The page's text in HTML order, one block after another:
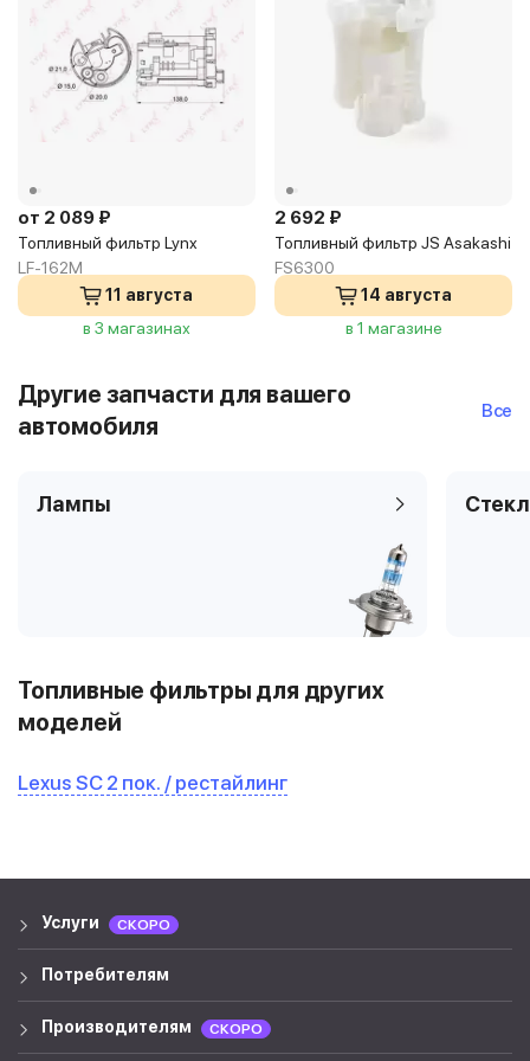
от 2 089 ₽
Топливный фильтр Lynx
LF-162M
11 августа
в 3 магазинах
2 692 ₽
Топливный фильтр JS Asakashi
FS6300
14 августа
в 1 магазине
Другие запчасти для вашего
автомобиля
Все
Лампы
Топливные фильтры для других
моделей
Lexus SC 2 пок. / рестайлинг
Услуги СКОРО
Потребителям
Производителям СКОРО